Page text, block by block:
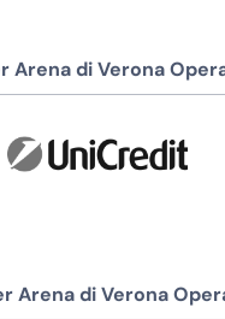
Arena di Verona
Arena di Verona